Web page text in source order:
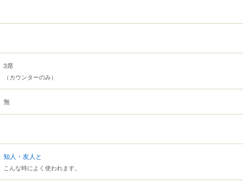
3席
（カウンターのみ）
無
知人・友人と
こんな時によく使われます。